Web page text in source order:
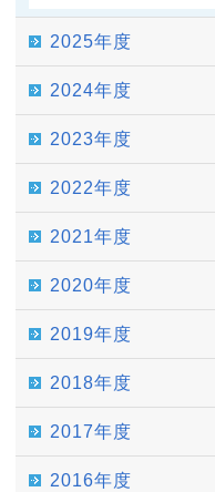
2025年度
2024年度
2023年度
2022年度
2021年度
2020年度
2019年度
2018年度
2017年度
2016年度